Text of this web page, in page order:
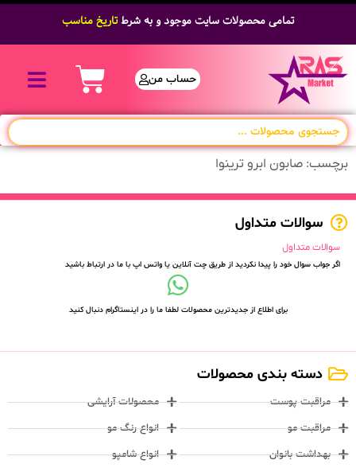
تمامی محصولات سایت موجود و به شرطتاریخ مناسب
حساب من
برچسب: صابون ابرو ترینوا
سوالات متداول
سوالات متداول
اگر جواب سوال خود را پیدا نکردید از طریق چت آنلاین یا واتس اپ با ما در ارتباط باشید
برای اطلاع از جدیدترین محصولات لطفا ما را در اینستاگرام دنبال کنید
دسته بندی محصولات
مراقبت پوست
مراقبت مو
بهداشت بانوان
محصولات آرایشی
انواع رنگ مو
انواع شامپو